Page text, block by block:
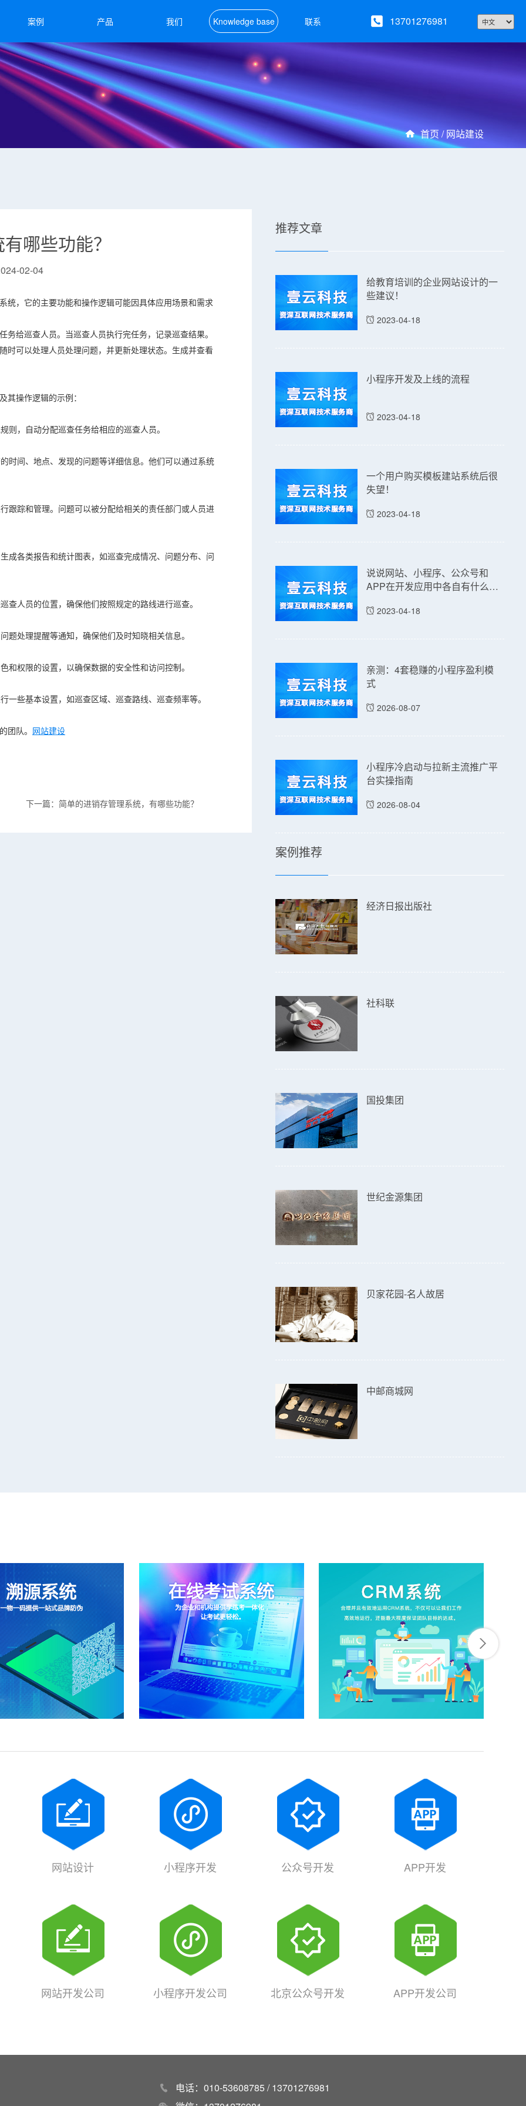
案例
产品
我们
知识库
Knowledge base 联系 13701276981
首页 /网站建设
哪些功能？
02-04
统，它的主要功能和操作逻辑可能因具体应用场景和需求
给巡查人员。当巡查人员执行完任务，记录巡查结果。
时可以处理人员处理问题，并更新处理状态。生成并查看
其操作逻辑的示例：
则，自动分配巡查任务给相应的巡查人员。
时间、地点、发现的问题等详细信息。他们可以通过系统
跟踪和管理。问题可以被分配给相关的责任部门或人员进
成各类报告和统计图表，如巡查完成情况、问题分布、问
人员的位置，确保他们按照规定的路线进行巡查。
处理提醒等通知，确保他们及时知晓相关信息。
权限的设置，以确保数据的安全性和访问控制。
些基本设置，如巡查区域、巡查路线、巡查频率等。
团队。 网站建设
下一篇：简单的进销存管理系统，有哪些功能？
推荐文章
给教育培训的企业网站设计的一
些建议！
2023-04-18
小程序开发及上线的流程
2023-04-18
一个用户购买模板建站系统后很
失望！
2023-04-18
说说网站、小程序、公众号和
APP在开发应用中各自有什么优
2023-04-18
亲测：4套稳赚的小程序盈利模
式
2026-08-07
小程序冷启动与拉新主流推广平
台实操指南
2026-08-04
案例推荐
经济日报出版社
社科联
国投集团
世纪金源集团
贝家花园-名人故居
中邮商城网
网站设计 小程序开发 公众号开发 APP开发
网站开发公司 小程序开发公司 北京公众号开发 APP开发公司
电话：010-53608785 / 13701276981